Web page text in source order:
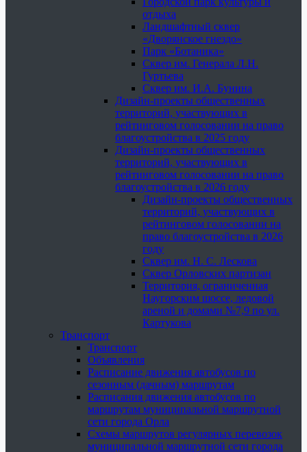
отдыха
Ландшафтный сквер
«Дворянское гнездо»
Парк «Ботаника»
Сквер им. Генерала Л.Н.
Гуртьева
Сквер им. И.А. Бунина
Дизайн-проекты общественных
территорий, участвующих в
рейтинговом голосовании на право
благоустройства в 2025 году
Дизайн-проекты общественных
территорий, участвующих в
рейтинговом голосовании на право
благоустройства в 2026 году
Дизайн-проекты общественных
территорий, участвующих в
рейтинговом голосовании на
право благоустройства в 2026
году
Сквер им. Н. С. Лескова
Сквер Орловских партизан
Территория, ограниченная
Наугорским шоссе, ледовой
ареной и домами №7,9 по ул.
Картукова
Транспорт
Транспорт
Объявления
Расписание движения автобусов по
сезонным (дачным) маршрутам
Расписания движения автобусов по
маршрутам муниципальной маршрутной
сети города Орла
Схемы маршрутов регулярных перевозок
муниципальной маршрутной сети города